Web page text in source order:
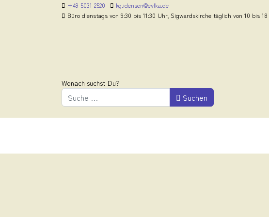
+49 5031 2520
kg.idensen@evlka.de
Büro dienstags von 9:30 bis 11:30 Uhr, Sigwardskirche täglich von 10 bis
Wonach suchst Du?
Suchen